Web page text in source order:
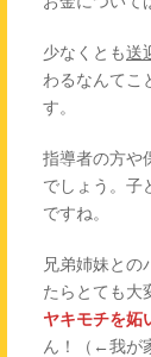
少なくとも送
わるなんてこ
す。
指導者の方や
でしょう。子
ですね。
兄弟姉妹との
たらとても大
ヤキモチを妬
ん！（←我が